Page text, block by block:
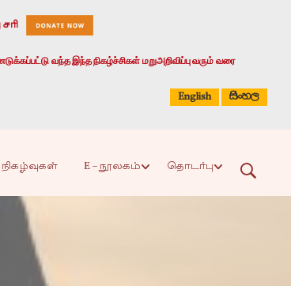
வந்த இந்த நிகழ்ச்சிகள் மறுஅறிவிப்பு வரும் வரை
English සිංහල
E – நூலகம் தொடர்பு